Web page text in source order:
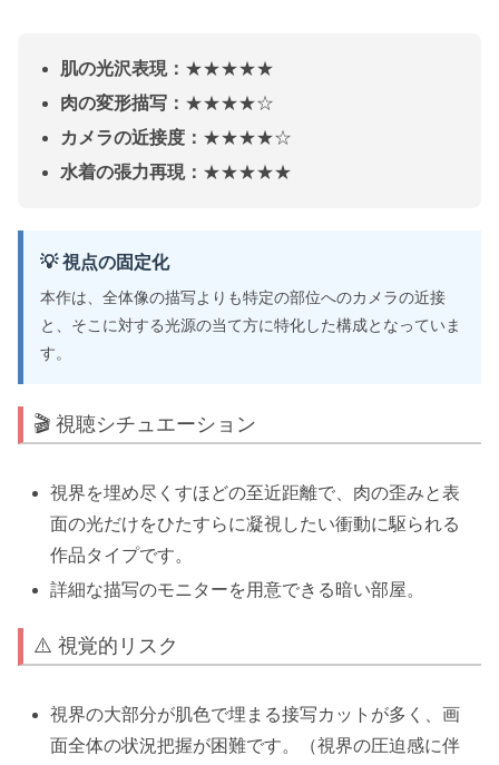
肌の光沢表現： ★★★★★
肉の変形描写： ★★★★☆
カメラの近接度： ★★★★☆
水着の張力再現： ★★★★★
💡 視点の固定化
本作は、全体像の描写よりも特定の部位へのカメラの近接
と、そこに対する光源の当て方に特化した構成となっていま
す。
🎬 視聴シチュエーション
視界を埋め尽くすほどの至近距離で、肉の歪みと表
面の光だけをひたすらに凝視したい衝動に駆られる
作品タイプです。
詳細な描写のモニターを用意できる暗い部屋。
⚠️ 視覚的リスク
視界の大部分が肌色で埋まる接写カットが多く、画
面全体の状況把握が困難です。（視界の圧迫感に伴